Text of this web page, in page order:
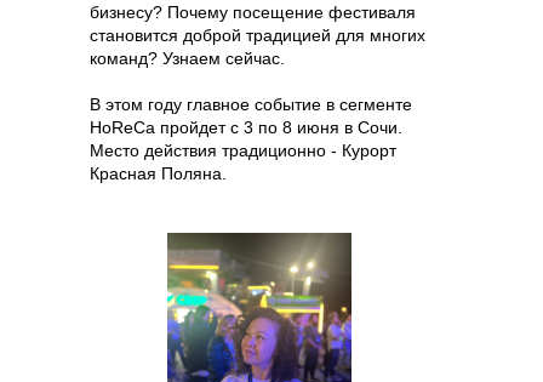
бизнесу? Почему посещение фестиваля
становится доброй традицией для многих
команд? Узнаем сейчас.
В этом году главное событие в сегменте
HoReCa пройдет с 3 по 8 июня в Сочи.
Место действия традиционно - Курорт
Красная Поляна.
ЗАКРЫТЫЙ ЧАТ
GASTREET NIGHT SHOW
VIP-ЛИНИЯ ПОДДЕРЖКИ
ИНДИВИДУАЛЬНЫЙ ТРАНСФЕР
ЗАКРЫТЫЙ ЧАТ
GASTREET NIGHT SHOW
VIP-ЛИНИЯ ПОДДЕРЖКИ
ИНДИВИДУАЛЬНЫЙ ТРАНСФЕР
ЗАКРЫТЫЙ ЧАТ
GASTREET NIGHT SHOW
VIP-ЛИНИЯ ПОДДЕРЖКИ
ИНДИВИДУАЛЬНЫЙ ТРАНСФЕР
ЗАКРЫТЫЙ ЧАТ
GASTREET NIGHT SHOW
VIP-ЛИНИЯ ПОДДЕРЖКИ
ИНДИВИДУАЛЬНЫЙ ТРАНСФЕР